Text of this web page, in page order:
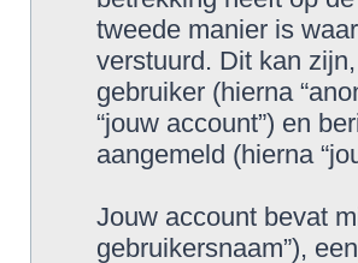
tweede manier is
verstuurd. Dit kan
gebruiker (hierna
“jouw account”) en
aangemeld (hierna
Jouw account bevat
gebruikersnaam”),